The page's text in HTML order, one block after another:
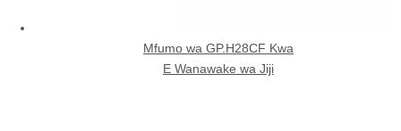
Mfumo wa GP.H28CF Kwa
E Wanawake wa Jiji